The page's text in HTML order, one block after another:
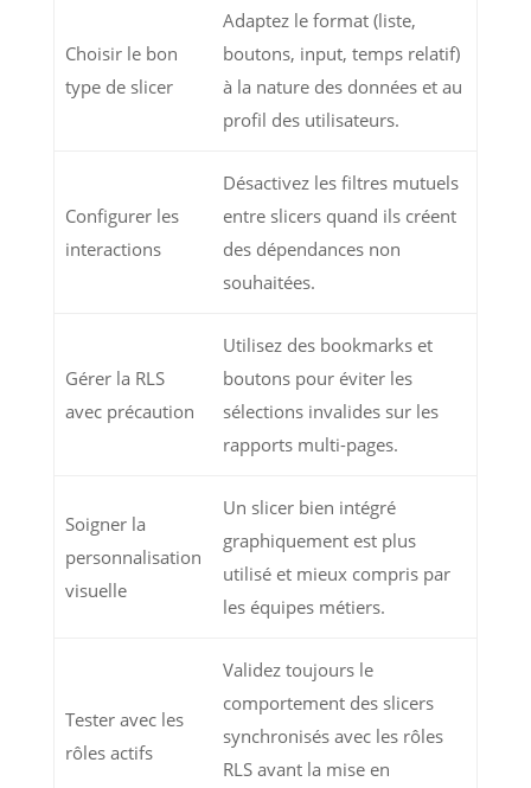
Choisir le bon
type de slicer
Adaptez le format (liste,
boutons, input, temps relatif)
à la nature des données et au
profil des utilisateurs.
Configurer les
interactions
Désactivez les filtres mutuels
entre slicers quand ils créent
des dépendances non
souhaitées.
Gérer la RLS
avec précaution
Utilisez des bookmarks et
boutons pour éviter les
sélections invalides sur les
rapports multi-pages.
Soigner la
personnalisation
visuelle
Un slicer bien intégré
graphiquement est plus
utilisé et mieux compris par
les équipes métiers.
Tester avec les
rôles actifs
Validez toujours le
comportement des slicers
synchronisés avec les rôles
RLS avant la mise en